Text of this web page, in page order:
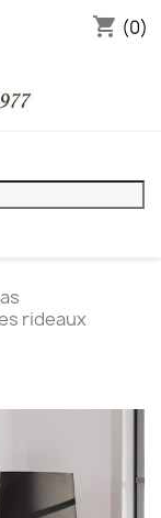
shopping_cart (0)
rideaux